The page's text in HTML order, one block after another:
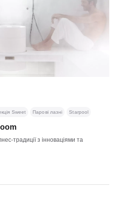
традиції з інноваціями та
Sweet Парові лазні Starpool